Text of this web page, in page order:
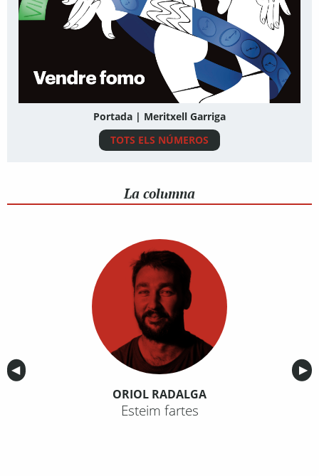
Portada | Meritxell Garriga
TOTS ELS NÚMEROS
La columna
Anterior
◀︎ ▶︎
ORIOL RADALGA
Esteim fartes